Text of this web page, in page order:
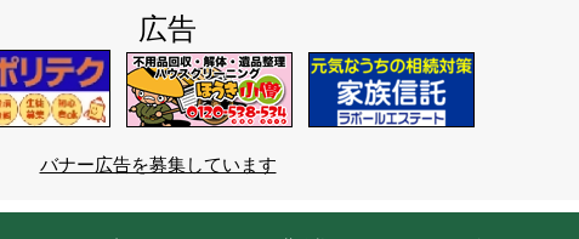
広告
バナー広告を募集しています